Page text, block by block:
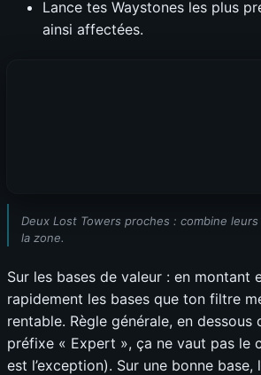
Lance tes Waystones les plus
ainsi affectées.
Deux Lost Towers proches : combine
la zone.
Sur les bases de valeur : en montant
rapidement les bases que ton filtre
rentable. Règle générale, en dessous
préfixe « Expert », ça ne vaut pas le
est l’exception). Sur une bonne base,